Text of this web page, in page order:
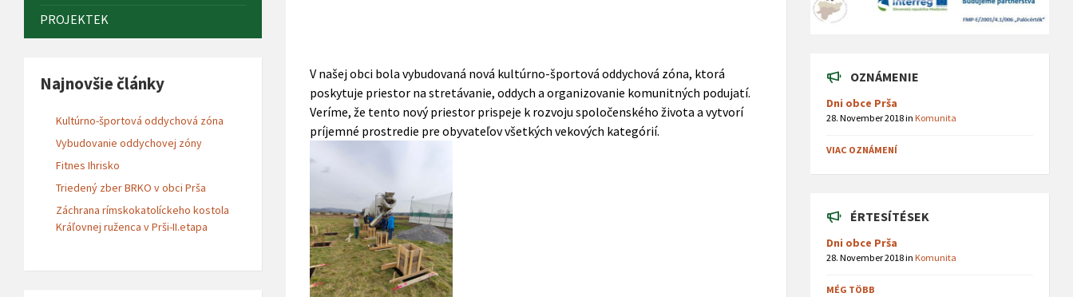
V našej obci bola vybudovaná nová kultúrno-športová oddychová zóna, ktorá
poskytuje priestor na stretávanie, oddych a organizovanie komunitných podujatí.
Veríme, že tento nový priestor prispeje k rozvoju spoločenského života a vytvorí
príjemné prostredie pre obyvateľov všetkých vekových kategórií.
PROJEKTEK
Najnovšie články
Kultúrno-športová oddychová zóna
Vybudovanie oddychovej zóny
Fitnes Ihrisko
Triedený zber BRKO v obci Prša
Záchrana rímskokatolíckeho kostola
Kráľovnej ruženca v Prši-II.etapa
OZNÁMENIE
Dni obce Prša
28. November 2018inKomunita
VIAC OZNÁMENÍ
ÉRTESÍTÉSEK
Dni obce Prša
28. November 2018inKomunita
MÉG TÖBB